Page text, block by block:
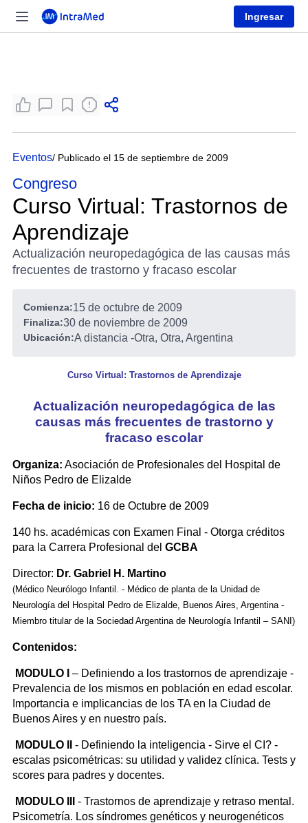
Ingresar
Eventos/ Publicado el 15 de septiembre de 2009
Congreso
Curso Virtual: Trastornos de
Aprendizaje
Actualización neuropedagógica de las causas más
frecuentes de trastorno y fracaso escolar
Comienza:15 de octubre de 2009
Finaliza:30 de noviembre de 2009
Ubicación:A distancia -Otra, Otra, Argentina
Curso Virtual: Trastornos de Aprendizaje
Actualización neuropedagógica de las
causas más frecuentes de trastorno y
fracaso escolar
Organiza: Asociación de Profesionales del Hospital de
Niños Pedro de Elizalde
Fecha de inicio: 16 de Octubre de 2009
140 hs. académicas con Examen Final - Otorga créditos
para la Carrera Profesional del GCBA
Director: Dr. Gabriel H. Martino
(Médico Neurólogo Infantil. - Médico de planta de la Unidad de
Neurología del Hospital Pedro de Elizalde, Buenos Aires, Argentina -
Miembro titular de la Sociedad Argentina de Neurología Infantil – SANI)
Contenidos:
MODULO I – Definiendo a los trastornos de aprendizaje -
Prevalencia de los mismos en población en edad escolar.
Importancia e implicancias de los TA en la Ciudad de
Buenos Aires y en nuestro país.
MODULO II
- Definiendo la inteligencia - Sirve el CI? -
escalas psicométricas: su utilidad y validez clínica. Tests y
scores para padres y docentes.
MODULO III
- Trastornos de aprendizaje y retraso mental.
Psicometría. Los síndromes genéticos y neurogenéticos